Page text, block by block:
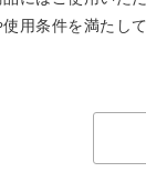
用条件を満たし